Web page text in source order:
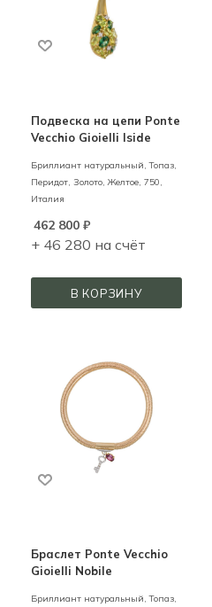
Подвеска на цепи Ponte
Vecchio Gioielli Iside
Бриллиант натуральный, Топаз,
Перидот, Золото, Желтое, 750,
Италия
462 800 ₽
+ 46 280 на счёт
В КОРЗИНУ
Браслет Ponte Vecchio
Gioielli Nobile
Бриллиант натуральный, Топаз,